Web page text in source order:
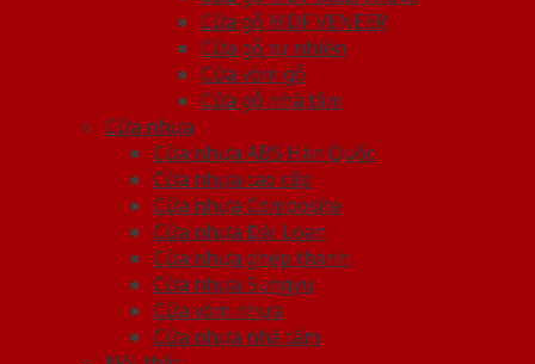
Cửa gỗ MDF VENEER
Cửa gỗ tự nhiên
Cửa vòm gỗ
Cửa gỗ nhà tắm
Cửa nhựa
Cửa nhựa ABS Hàn Quốc
Cửa nhựa cao cấp
Cửa nhựa Composite
Cửa nhựa Đài Loan
Cửa nhựa ghép thanh
Cửa nhựa Sungyu
Cửa vòm nhựa
Cửa nhựa nhà tắm